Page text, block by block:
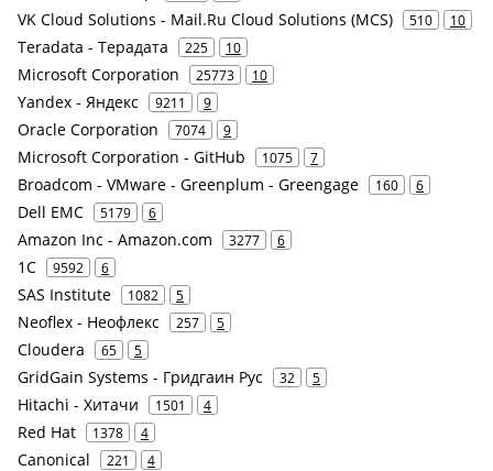
VK Cloud Solutions - Mail.Ru Cloud Solutions (MCS) 510 10
Teradata - Терадата 225 10
Microsoft Corporation 25773 10
Yandex - Яндекс 9211 9
Oracle Corporation 7074 9
Microsoft Corporation - GitHub 1075 7
Broadcom - VMware - Greenplum - Greengage 160 6
Dell EMC 5179 6
Amazon Inc - Amazon.com 3277 6
1С 9592 6
SAS Institute 1082 5
Neoflex - Неофлекс 257 5
Cloudera 65 5
GridGain Systems - Гридгаин Рус 32 5
Hitachi - Хитачи 1501 4
Red Hat 1378 4
Canonical 221 4